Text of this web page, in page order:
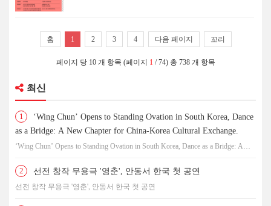
홈 1 2 3 4 다음 페이지 꼬리
페이지 당 10 개 항목 (페이지 1/ 74) 총 738 개 항목
최신
1
‘Wing Chun’ Opens to Standing Ovation in South Korea, Dance
as a Bridge: A New Chapter for China-Korea Cultural Exchange.
‘Wing Chun’ Opens to Standing Ovation in South Korea, Dance as a Bridge: A
2 선전 창작 무용극 '영춘', 안동서 한국 첫 공연
선전 창작 무용극 '영춘', 안동서 한국 첫 공연